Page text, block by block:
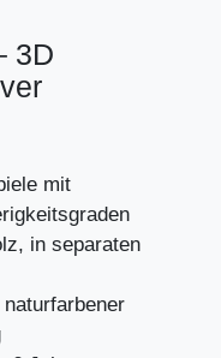
3D
mit
in separaten